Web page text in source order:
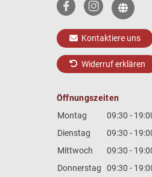
Kontaktiere uns
Widerruf erklären
Öffnungszeiten
Montag
09:30 -
Dienstag
09:30 -
Mittwoch
09:30 -
Donnerstag
09:30 -